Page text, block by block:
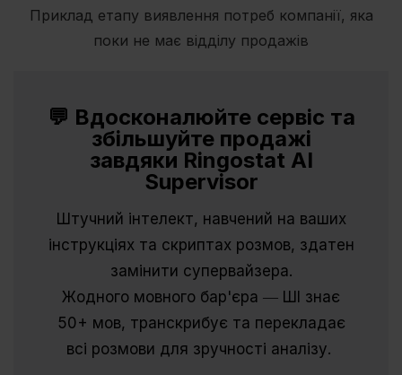
Приклад етапу виявлення потреб компанії, яка
поки не має відділу продажів
💬 Вдосконалюйте сервіс та
збільшуйте продажі
завдяки Ringostat AI
Supervisor
Штучний інтелект, навчений на ваших
інструкціях та скриптах розмов, здатен
замінити супервайзера.
Жодного мовного бар'єра ― ШІ знає
50+ мов, транскрибує та перекладає
всі розмови для зручності аналізу.